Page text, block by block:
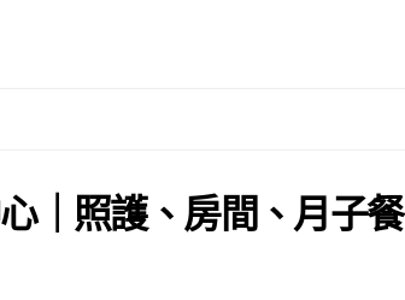
｜照護、房間、月子餐